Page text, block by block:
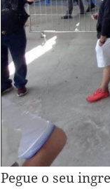
Pegue o seu